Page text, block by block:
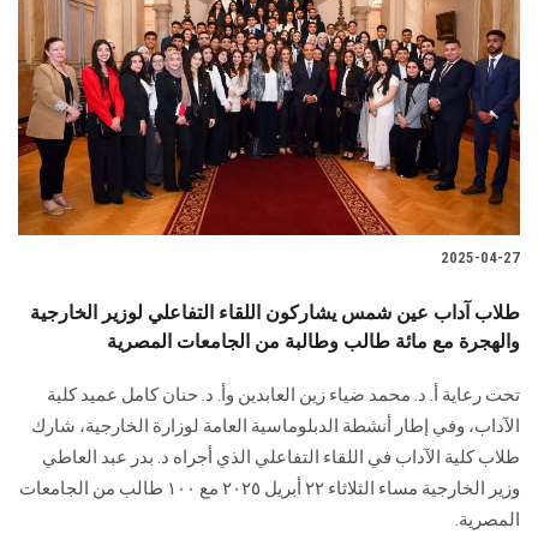
2025-04-27
طلاب آداب عين شمس يشاركون اللقاء التفاعلي لوزير الخارجية
والهجرة مع مائة طالب وطالبة من الجامعات المصرية
تحت رعاية أ. د. محمد ضياء زين العابدين وأ. د. حنان كامل عميد كلية
الآداب، وفي إطار أنشطة الدبلوماسية العامة لوزارة الخارجية، شارك
طلاب كلية الآداب في اللقاء التفاعلي الذي أجراه د. بدر عبد العاطي
وزير الخارجية مساء الثلاثاء ٢٢ أبريل ٢٠٢٥ مع ١٠٠ طالب من الجامعات
المصرية.